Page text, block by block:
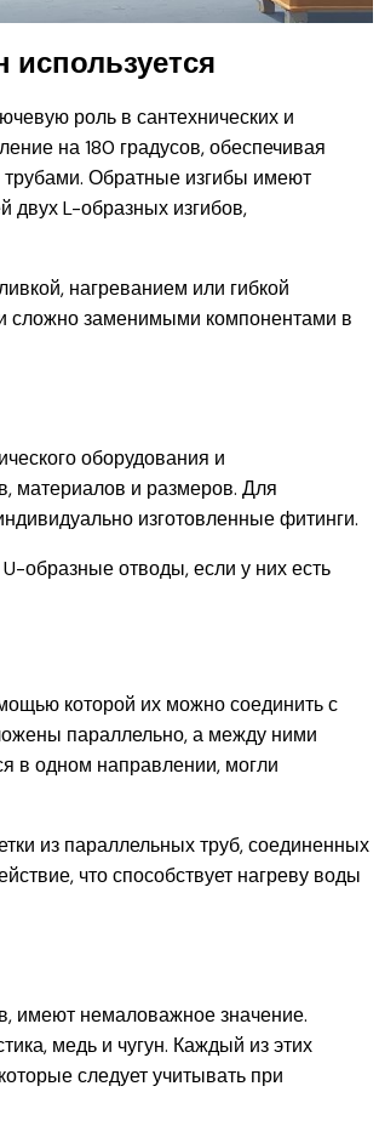
используется
роль в сантехнических и
на 180 градусов, обеспечивая
Обратные изгибы имеют
двух L-образных изгибов,
нагреванием или гибкой
сложно заменимыми компонентами в
оборудования и
материалов и размеров. Для
изготовленные фитинги.
образные отводы, если у них есть
которой их можно соединить с
параллельно, а между ними
в одном направлении, могли
из параллельных труб, соединенных
что способствует нагреву воды
имеют немаловажное значение.
медь и чугун. Каждый из этих
следует учитывать при